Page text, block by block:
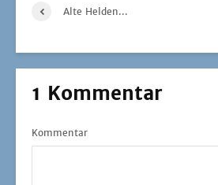
Alte Helden...
1 Kommentar
Kommentar